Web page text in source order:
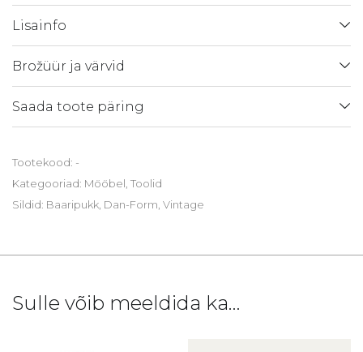
Lisainfo
Brožüür ja värvid
Saada toote päring
Tootekood: -
Kategooriad: Mööbel Toolid
Sildid: Baaripukk Dan-Form Vintage
Sulle võib meeldida ka…